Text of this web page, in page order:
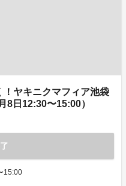
ヤキニクマフィア池袋
8日12:30〜15:00）
15:00